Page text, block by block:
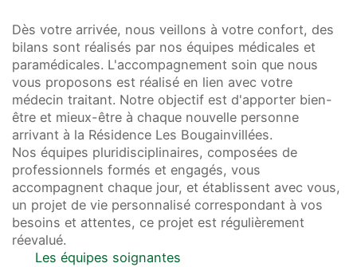
Dès votre arrivée, nous veillons à votre confort, des
bilans sont réalisés par nos équipes médicales et
paramédicales. L'accompagnement soin que nous
vous proposons est réalisé en lien avec votre
médecin traitant. Notre objectif est d'apporter bien-
être et mieux-être à chaque nouvelle personne
arrivant à la Résidence Les Bougainvillées.
Nos équipes pluridisciplinaires, composées de
professionnels formés et engagés, vous
accompagnent chaque jour, et établissent avec vous,
un projet de vie personnalisé correspondant à vos
besoins et attentes, ce projet est régulièrement
réevalué.
Les équipes soignantes